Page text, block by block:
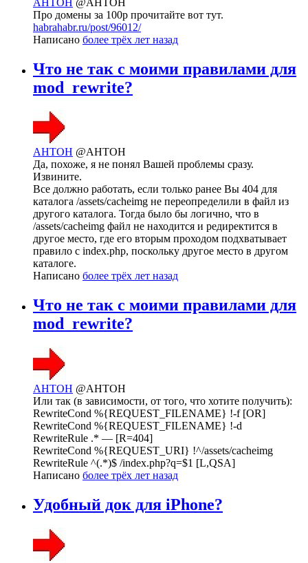
Про домены за 100р прочитайте вот тут.
habrahabr.ru/post/96012/
Написано более трёх лет назад
Что не так с моими правилами для
mod_rewrite?
AHTOH @AHTOH
Да, похоже, я не понял Вашей проблемы сразу.
Извините.
Все должно работать, если только ранее Вы 404 для
каталога /assets/cacheimg не переопределили в файл из
другого каталога. Тогда было бы логично, что в
/assets/cacheimg файл не находится и редиректится в
другое место, где его вторым проходом подхватывает
правило с index.php, поскольку другое место в другом
каталоге.
Написано более трёх лет назад
Что не так с моими правилами для
mod_rewrite?
AHTOH @AHTOH
Или так (в зависимости, от того, что хотите получить):
RewriteCond %{REQUEST_FILENAME} !-f [OR]
RewriteCond %{REQUEST_FILENAME} !-d
RewriteRule .* — [R=404]
RewriteCond %{REQUEST_URI} !^/assets/cacheimg
RewriteRule ^(.*)$ /index.php?q=$1 [L,QSA]
Написано более трёх лет назад
Удобный док для iPhone?